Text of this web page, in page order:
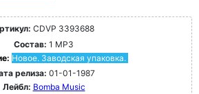
CDVP 3393688
Состав: 1 MP3
Новое. Заводская упаковка.
релиза: 01-01-1987
Лейбл: Bomba Music